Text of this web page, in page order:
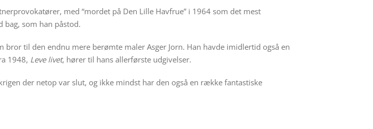
med “mordet på Den Lille Havfrue” i 1964 som det mest
bag, som han påstod.
til den endnu mere berømte maler Asger Jorn. Han havde imidlertid også en
1948, Leve livet, hører til hans allerførste udgivelser.
der netop var slut, og ikke mindst har den også en række fantastiske